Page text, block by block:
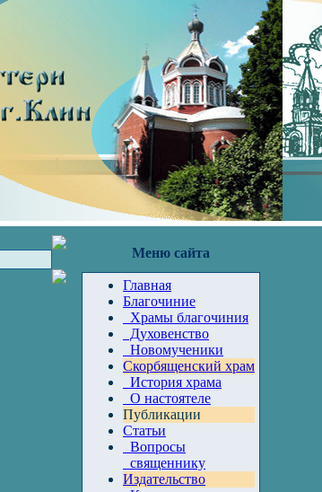
Меню сайта
Главная
Благочиние
Храмы благочиния
Духовенство
Новомученики
Скорбященский храм
История храма
О настоятеле
Публикации
Статьи
Вопросы
священнику
Издательство